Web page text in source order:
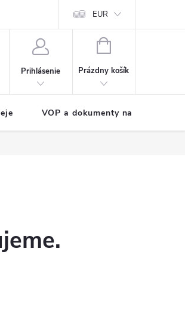
EUR
Prihlásenie
NÁKUPNÝ
Prázdny košík
VOP a dokumenty na stiahnutie